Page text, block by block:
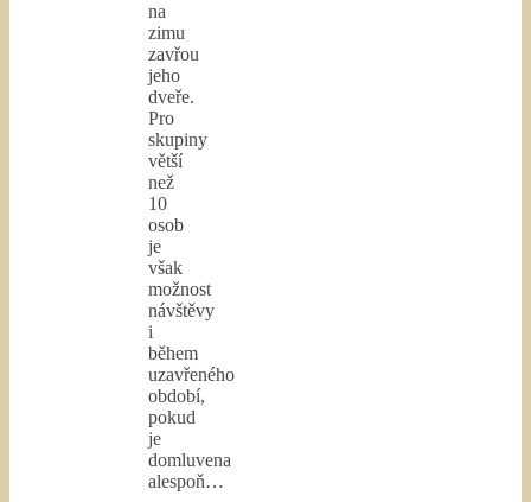
na
zimu
zavřou
jeho
dveře.
Pro
skupiny
větší
než
10
osob
je
však
možnost
návštěvy
i
během
uzavřeného
období,
pokud
je
domluvena
alespoň…